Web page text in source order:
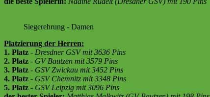
Siegerehrung - Damen
Platzierung der Herren:
1. Platz - Dresdner GSV mit 3636 Pins
2. Platz - GV Bautzen mit 3579 Pins
3. Platz - GSV Zwickau mit 3452 Pins
4. Platz - GSV Chemnitz mit 3348 Pins
5. Platz - GSV Leipzig mit 3096 Pins